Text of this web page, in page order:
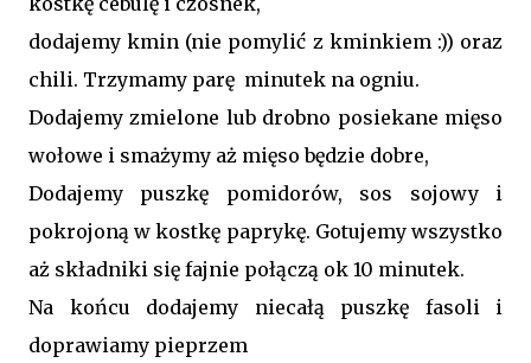
dodajemy kmin (nie pomylić z kminkiem :)) oraz
chili. Trzymamy parę minutek na ogniu.
Dodajemy zmielone lub drobno posiekane mięso
wołowe i smażymy aż mięso będzie dobre,
Dodajemy puszkę pomidorów, sos sojowy i
pokrojoną w kostkę paprykę. Gotujemy wszystko
aż składniki się fajnie połączą ok 10 minutek.
Na końcu dodajemy niecałą puszkę fasoli i
doprawiamy pieprzem